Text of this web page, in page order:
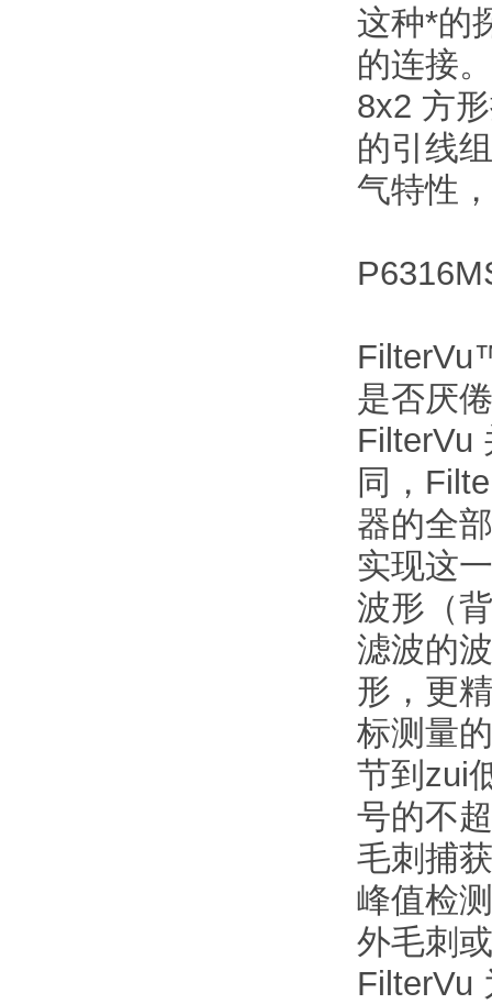
这种*的
的连接
8x2 方
的引线
气特性
是否厌
FilterVu
同，
器的全
实现这
波形（
滤波的
形，更
标测量
节到zui
号的不
毛刺捕
峰值检
外毛刺
FilterVu